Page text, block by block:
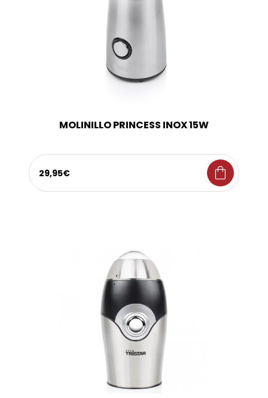
MOLINILLO PRINCESS INOX 15W
29,95€ shopping_bag